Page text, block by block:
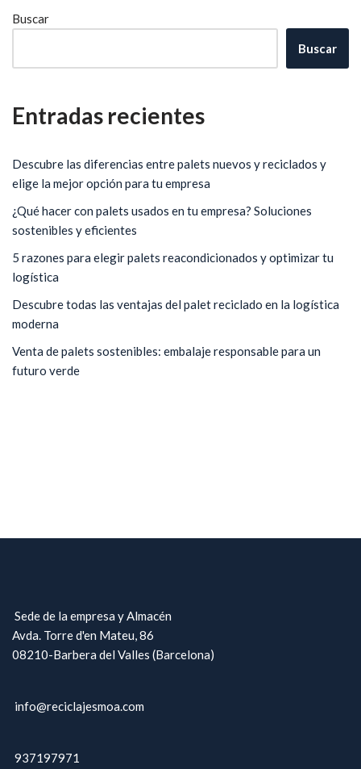
Buscar
Buscar
Entradas recientes
Descubre las diferencias entre palets nuevos y reciclados y
elige la mejor opción para tu empresa
¿Qué hacer con palets usados en tu empresa? Soluciones
sostenibles y eficientes
5 razones para elegir palets reacondicionados y optimizar tu
logística
Descubre todas las ventajas del palet reciclado en la logística
moderna
Venta de palets sostenibles: embalaje responsable para un
futuro verde
Sede de la empresa y Almacén
Avda. Torre d'en Mateu, 86
08210-Barbera del Valles (Barcelona)
info@reciclajesmoa.com
937197971